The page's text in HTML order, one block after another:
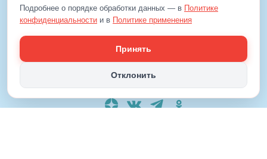
+7 (499)929-99-99
+7 (495)512-00-11
Подробнее о порядке обработки данных — в Политике
конфиденциальности и в Политике применения
Принять
Отклонить